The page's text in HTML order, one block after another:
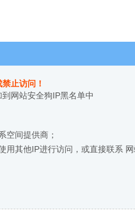
止访问！
网站安全狗IP黑名单中
空间提供商；
用其他IP进行访问，或直接联系 网